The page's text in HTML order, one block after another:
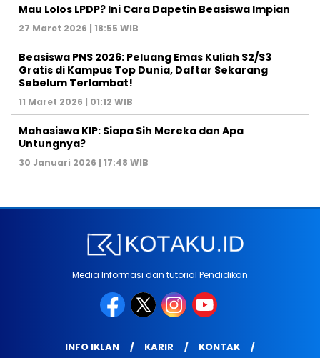
Mau Lolos LPDP? Ini Cara Dapetin Beasiswa Impian
27 Maret 2026 | 18:55 WIB
Beasiswa PNS 2026: Peluang Emas Kuliah S2/S3
Gratis di Kampus Top Dunia, Daftar Sekarang
Sebelum Terlambat!
11 Maret 2026 | 01:12 WIB
Mahasiswa KIP: Siapa Sih Mereka dan Apa
Untungnya?
30 Januari 2026 | 17:48 WIB
Media Informasi dan tutorial Pendidikan
INFO IKLAN KARIR KONTAK